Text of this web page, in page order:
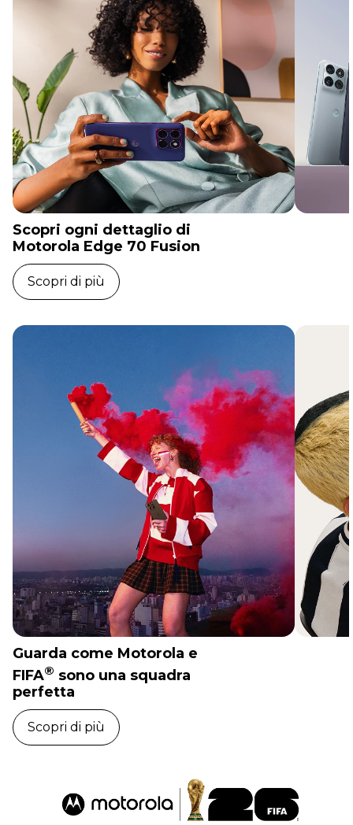
Scopri di più
Scopri ogni dettaglio di
Motorola Edge 70 Fusion
Scopri di più
Guarda come Motorola e
FIFA® sono una squadra
perfetta